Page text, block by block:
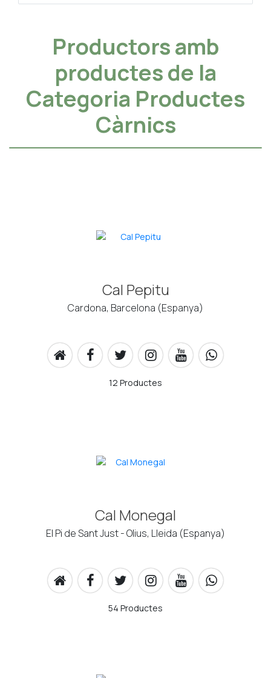
Productors amb
productes de la
Categoria Productes
Càrnics
Cal Pepitu
Cardona, Barcelona (Espanya)
12 Productes
Cal Monegal
El Pi de Sant Just - Olius, Lleida (Espanya)
54 Productes